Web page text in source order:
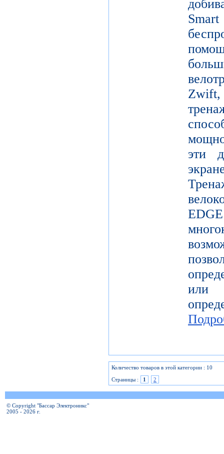
Zwift,
эти
или
Количество товаров в этой категории : 10
Страницы :
1 2
© Copyright "Бассар Электроникс"
2005 - 2026 г.